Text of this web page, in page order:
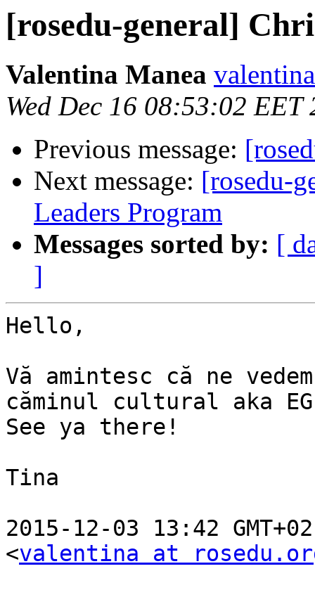
[rosedu-general]
Valentina Manea
Wed Dec 16 08:53:02 EET
Previous message:
Next message: [rosedu-
Leaders Program
Messages sorted by: [
]
Hello,
Vă amintesc că ne
căminul cultural aka
See ya there!
Tina
2015-12-03 13:42
<valentina at